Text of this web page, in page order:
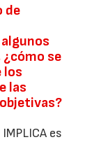
de
se
los
las
es